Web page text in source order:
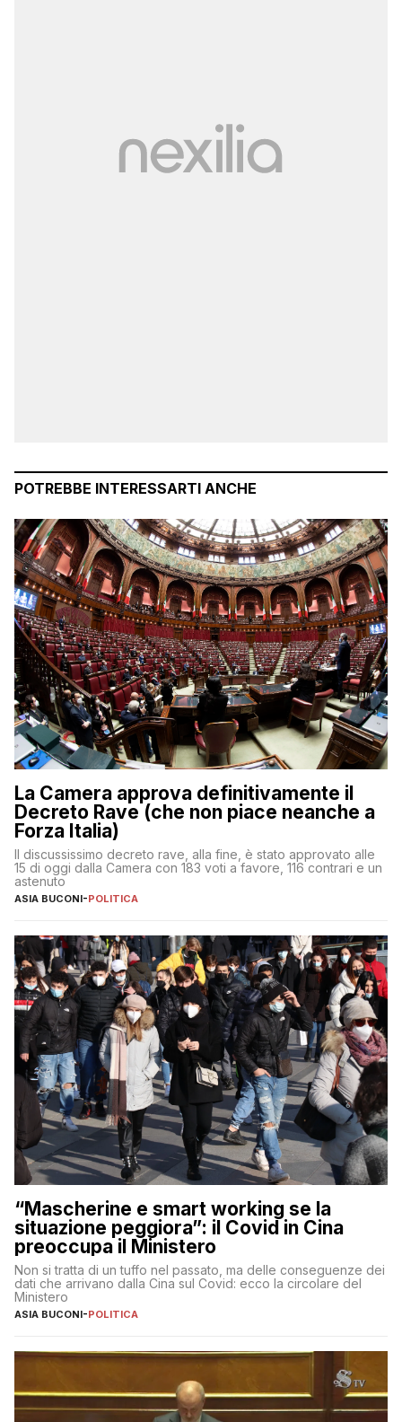
POTREBBE INTERESSARTI ANCHE
La Camera approva definitivamente il
Decreto Rave (che non piace neanche a
Forza Italia)
Il discussissimo decreto rave, alla fine, è stato approvato alle
15 di oggi dalla Camera con 183 voti a favore, 116 contrari e un
astenuto
ASIA BUCONI-POLITICA
“Mascherine e smart working se la
situazione peggiora”: il Covid in Cina
preoccupa il Ministero
Non si tratta di un tuffo nel passato, ma delle conseguenze dei
dati che arrivano dalla Cina sul Covid: ecco la circolare del
Ministero
ASIA BUCONI-POLITICA